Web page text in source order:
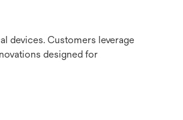
devices. Customers leverage
designed for